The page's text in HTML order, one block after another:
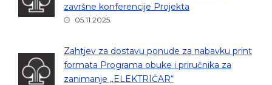
završne konferencije Projekta
05.11.2025.
Zahtjev za dostavu ponude za nabavku print
formata Programa obuke i priručnika za
zanimanje „ELEKTRIČAR“